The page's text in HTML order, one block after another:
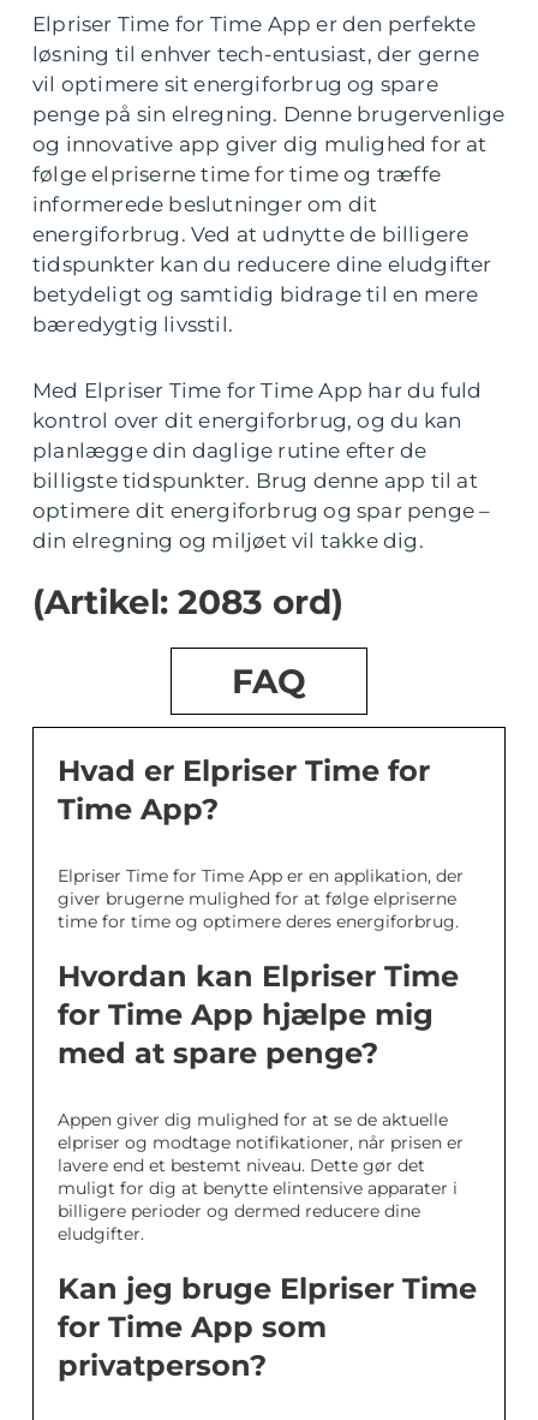
Elpriser Time for Time App er den perfekte
løsning til enhver tech-entusiast, der gerne
vil optimere sit energiforbrug og spare
penge på sin elregning. Denne brugervenlige
og innovative app giver dig mulighed for at
følge elpriserne time for time og træffe
informerede beslutninger om dit
energiforbrug. Ved at udnytte de billigere
tidspunkter kan du reducere dine eludgifter
betydeligt og samtidig bidrage til en mere
bæredygtig livsstil.
Med Elpriser Time for Time App har du fuld
kontrol over dit energiforbrug, og du kan
planlægge din daglige rutine efter de
billigste tidspunkter. Brug denne app til at
optimere dit energiforbrug og spar penge –
din elregning og miljøet vil takke dig.
(Artikel: 2083 ord)
FAQ
Hvad er Elpriser Time for
Time App?
Elpriser Time for Time App er en applikation, der
giver brugerne mulighed for at følge elpriserne
time for time og optimere deres energiforbrug.
Hvordan kan Elpriser Time
for Time App hjælpe mig
med at spare penge?
Appen giver dig mulighed for at se de aktuelle
elpriser og modtage notifikationer, når prisen er
lavere end et bestemt niveau. Dette gør det
muligt for dig at benytte elintensive apparater i
billigere perioder og dermed reducere dine
eludgifter.
Kan jeg bruge Elpriser Time
for Time App som
privatperson?